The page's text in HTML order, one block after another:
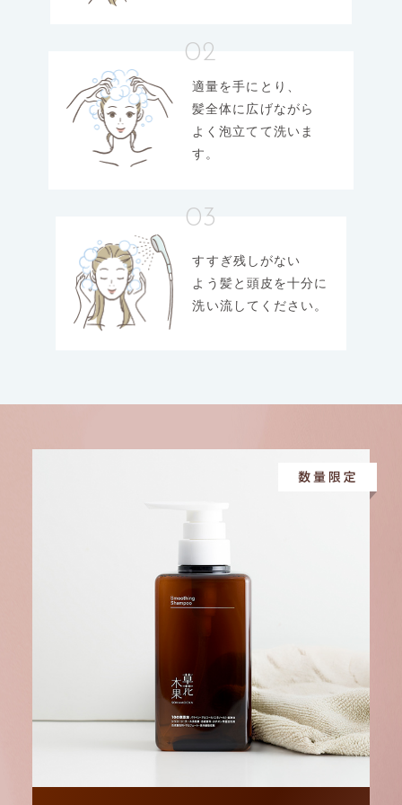
02
適量を手にとり、
髪全体に広げながら
よく泡立てて洗いま
す。
03
すすぎ残しがない
よう髪と頭皮を十分に
洗い流してください。